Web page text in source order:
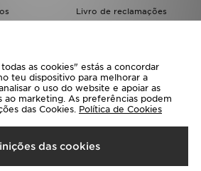
Livro de reclamações
Seleciona O País
as cookies" estás a concordar
teu dispositivo para melhorar a
o uso do website e apoiar as
ao marketing. As preferências podem
das Cookies. Política de Cookies
das cookies